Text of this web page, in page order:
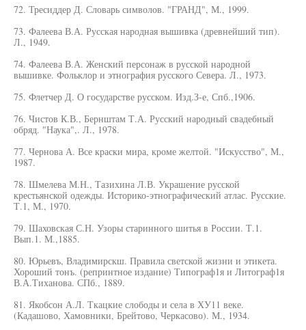
72. Тресиддер Д. Словарь символов. "ГРАНД", М., 1999.
73. Фалеева В.А. Русская народная вышивка (древнейший тип).
Л., 1949.
74. Фалеева В.А. Женский персонаж в русской народной
вышивке. Фольклор и этнография русского Севера. Л., 1973.
75. Флетчер Д. О государстве русском. Изд.З-е, Спб.,1906.
76. Чистов К.В., Бернштам Т.А. Русский народный свадебный
обряд. "Наука",. Л., 1978.
77. Чернова А. Все краски мира, кроме желтой. "Искусство", М.,
1987.
78. Шмелева М.Н., Тазихина Л.В. Украшение русской
крестьянской одежды. Историко-этнографический атлас. Русские.
Т.1, М., 1970.
79. Шаховская С.Н. Узоры старинного шитья в России. Т.1.
Вып.1. М.,1885.
80. Юрьевъ, Владимирскш. Правила светской жизни и этикета.
Хороший тонъ. (репринтное издание) Типограф1я и Литограф1я
В.А.Тиханова. СПб., 1889.
81. Якобсон А.Л. Ткацкие слободы и села в ХУ11 веке.
(Кадашово, Хамовники, Брейтово, Черкасово). М., 1934.